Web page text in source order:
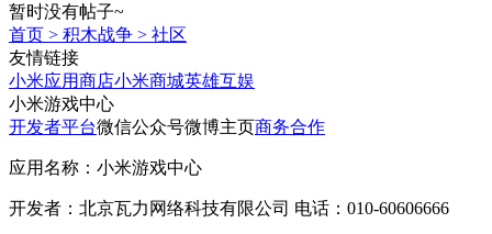
暂时没有帖子~
首页 > 积木战争 > 社区
友情链接
小米应用商店小米商城英雄互娱
小米游戏中心
开发者平台微信公众号微博主页商务合作
应用名称：小米游戏中心
开发者：北京瓦力网络科技有限公司 电话：010-60606666